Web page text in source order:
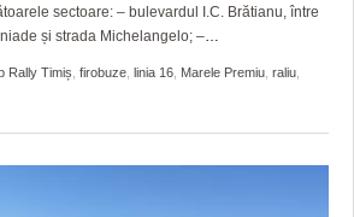
sectoare: – bulevardul I.C. Brătianu, între
și strada Michelangelo; –…
Rally Timiș firobuze linia 16 Marele Premiu raliu